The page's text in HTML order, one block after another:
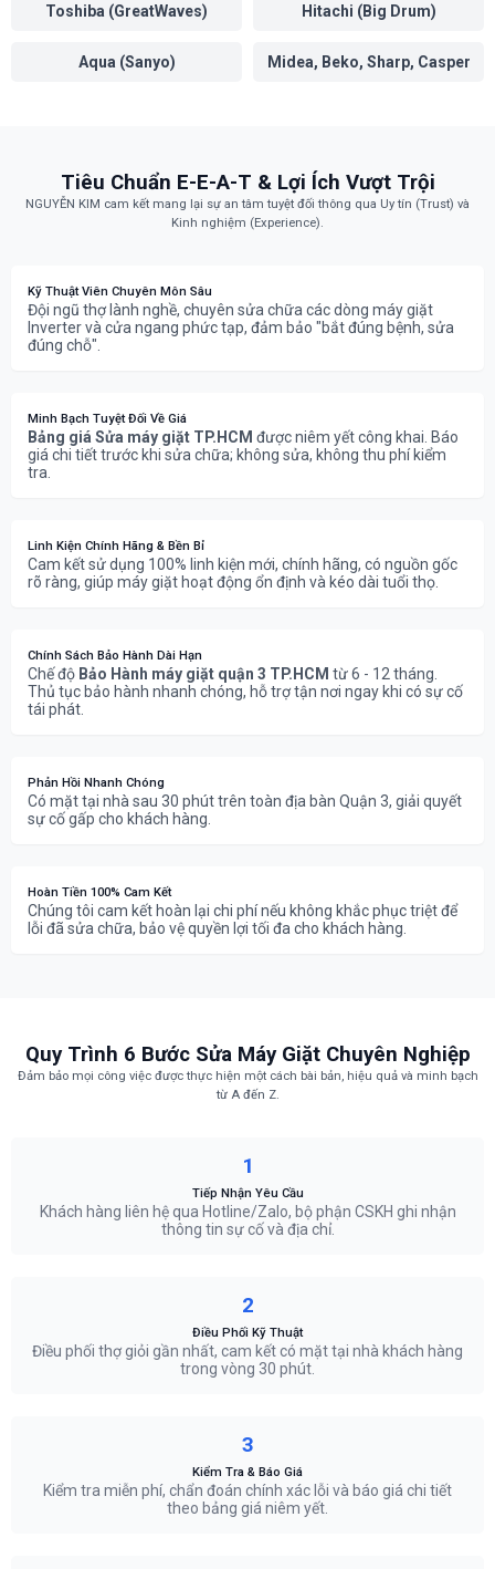
Toshiba (GreatWaves) Hitachi (Big Drum)
Aqua (Sanyo) Midea, Beko, Sharp, Casper
Tiêu Chuẩn E-E-A-T & Lợi Ích Vượt Trội
NGUYỄN KIM cam kết mang lại sự an tâm tuyệt đối thông qua Uy tín (Trust) và
Kinh nghiệm (Experience).
Kỹ Thuật Viên Chuyên Môn Sâu
Đội ngũ thợ lành nghề, chuyên sửa chữa các dòng máy giặt
Inverter và cửa ngang phức tạp, đảm bảo "bắt đúng bệnh, sửa
đúng chỗ".
Minh Bạch Tuyệt Đối Về Giá
Bảng giá Sửa máy giặt TP.HCM được niêm yết công khai. Báo
giá chi tiết trước khi sửa chữa; không sửa, không thu phí kiểm
tra.
Linh Kiện Chính Hãng & Bền Bỉ
Cam kết sử dụng 100% linh kiện mới, chính hãng, có nguồn gốc
rõ ràng, giúp máy giặt hoạt động ổn định và kéo dài tuổi thọ.
Chính Sách Bảo Hành Dài Hạn
Chế độ Bảo Hành máy giặt quận 3 TP.HCM từ 6 - 12 tháng.
Thủ tục bảo hành nhanh chóng, hỗ trợ tận nơi ngay khi có sự cố
tái phát.
Phản Hồi Nhanh Chóng
Có mặt tại nhà sau 30 phút trên toàn địa bàn Quận 3, giải quyết
sự cố gấp cho khách hàng.
Hoàn Tiền 100% Cam Kết
Chúng tôi cam kết hoàn lại chi phí nếu không khắc phục triệt để
lỗi đã sửa chữa, bảo vệ quyền lợi tối đa cho khách hàng.
Quy Trình 6 Bước Sửa Máy Giặt Chuyên Nghiệp
Đảm bảo mọi công việc được thực hiện một cách bài bản, hiệu quả và minh bạch
từ A đến Z.
1
Tiếp Nhận Yêu Cầu
Khách hàng liên hệ qua Hotline/Zalo, bộ phận CSKH ghi nhận
thông tin sự cố và địa chỉ.
2
Điều Phối Kỹ Thuật
Điều phối thợ giỏi gần nhất, cam kết có mặt tại nhà khách hàng
trong vòng 30 phút.
3
Kiểm Tra & Báo Giá
Kiểm tra miễn phí, chẩn đoán chính xác lỗi và báo giá chi tiết
theo bảng giá niêm yết.